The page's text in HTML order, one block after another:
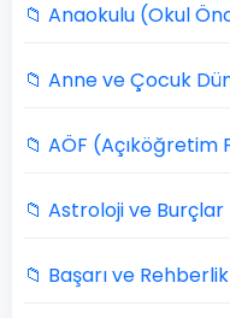
📁 Anaokulu (Okul
📁 Anne ve Çocuk
📁 AÖF (Açıköğretim
📁 Astroloji ve Burçlar
📁 Başarı ve Rehberlik